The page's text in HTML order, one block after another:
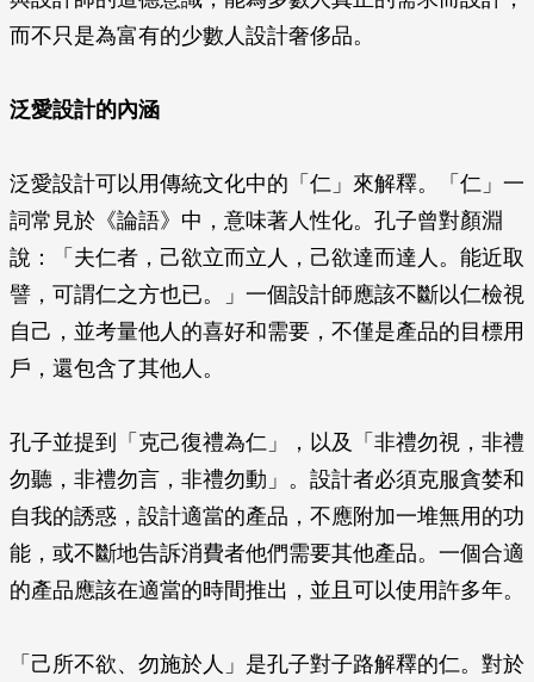
而不只是為富有的少數人設計奢侈品。
泛愛設計的內涵
泛愛設計可以用傳統文化中的「仁」來解釋。「仁」一
詞常見於《論語》中，意味著人性化。孔子曾對顏淵
說：「夫仁者，己欲立而立人，己欲達而達人。能近取
譬，可謂仁之方也已。」一個設計師應該不斷以仁檢視
自己，並考量他人的喜好和需要，不僅是產品的目標用
戶，還包含了其他人。
孔子並提到「克己復禮為仁」，以及「非禮勿視，非禮
勿聽，非禮勿言，非禮勿動」。設計者必須克服貪婪和
自我的誘惑，設計適當的產品，不應附加一堆無用的功
能，或不斷地告訴消費者他們需要其他產品。一個合適
的產品應該在適當的時間推出，並且可以使用許多年。
「己所不欲、勿施於人」是孔子對子路解釋的仁。對於